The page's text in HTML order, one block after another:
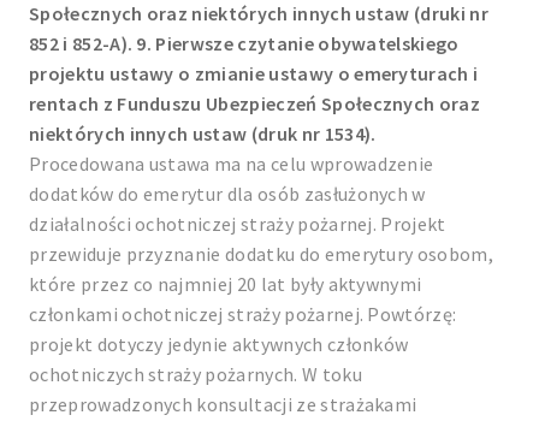
Społecznych oraz niektórych innych ustaw (druki nr
852 i 852-A). 9. Pierwsze czytanie obywatelskiego
projektu ustawy o zmianie ustawy o emeryturach i
rentach z Funduszu Ubezpieczeń Społecznych oraz
niektórych innych ustaw (druk nr 1534).
Procedowana ustawa ma na celu wprowadzenie
dodatków do emerytur dla osób zasłużonych w
działalności ochotniczej straży pożarnej. Projekt
przewiduje przyznanie dodatku do emerytury osobom,
które przez co najmniej 20 lat były aktywnymi
członkami ochotniczej straży pożarnej. Powtórzę:
projekt dotyczy jedynie aktywnych członków
ochotniczych straży pożarnych. W toku
przeprowadzonych konsultacji ze strażakami